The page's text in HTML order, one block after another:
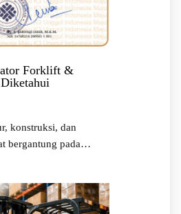
Forklift &
konstruksi, dan
bergantung pada…